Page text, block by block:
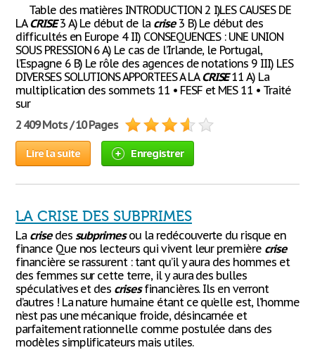
Table des matières INTRODUCTION 2 I)LES CAUSES DE
LACRISE3 A) Le début de la crise3 B) Le début des
difficultés en Europe 4 II) CONSEQUENCES : UNE UNION
SOUS PRESSION 6 A) Le cas de l’Irlande, le Portugal,
l’Espagne 6 B) Le rôle des agences de notations 9 III) LES
DIVERSES SOLUTIONS APPORTEES A LACRISE11 A) La
multiplication des sommets 11 • FESF et MES 11 • Traité
sur
2 409 Mots / 10 Pages
Lire la suite Enregistrer
LA CRISE DES SUBPRIMES
La crisedes subprimesou la redécouverte du risque en
finance Que nos lecteurs qui vivent leur première crise
financière se rassurent : tant qu’il y aura des hommes et
des femmes sur cette terre, il y aura des bulles
spéculatives et des crisesfinancières. Ils en verront
d’autres ! La nature humaine étant ce qu’elle est, l’homme
n’est pas une mécanique froide, désincarnée et
parfaitement rationnelle comme postulée dans des
modèles simplificateurs mais utiles.